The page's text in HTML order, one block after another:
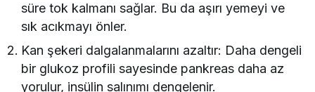
süre tok kalmanı sağlar. Bu da aşırı yemeyi ve
sık acıkmayı önler.
Kan şekeri dalgalanmalarını azaltır: Daha dengeli
bir glukoz profili sayesinde pankreas daha az
yorulur, insülin salınımı dengelenir.